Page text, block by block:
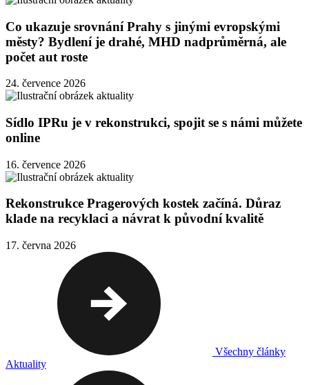
Co ukazuje srovnání Prahy s jinými evropskými
městy? Bydlení je drahé, MHD nadprůměrná, ale
počet aut roste
24. července 2026
Sídlo IPRu je v rekonstrukci, spojit se s námi můžete
online
16. července 2026
Rekonstrukce Pragerových kostek začíná. Důraz
klade na recyklaci a návrat k původní kvalitě
17. června 2026
Všechny články
Aktuality